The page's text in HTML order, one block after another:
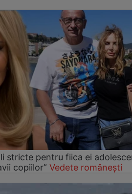
stricte pentru fiica ei
copiilor” Vedete românești